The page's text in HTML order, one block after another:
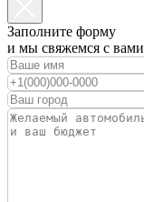
Заполните форму
и мы свяжемся с вами